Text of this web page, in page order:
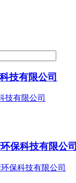
技有限公司
保科技有限公司